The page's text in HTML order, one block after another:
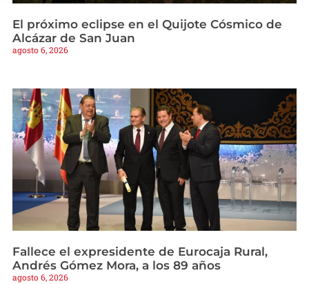
El próximo eclipse en el Quijote Cósmico de
Alcázar de San Juan
agosto 6, 2026
Fallece el expresidente de Eurocaja Rural,
Andrés Gómez Mora, a los 89 años
agosto 6, 2026